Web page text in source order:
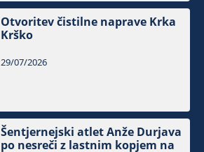
Otvoritev čistilne naprave Krka
Krško
29/07/2026
Šentjernejski atlet Anže Durjava
po nesreči z lastnim kopjem na